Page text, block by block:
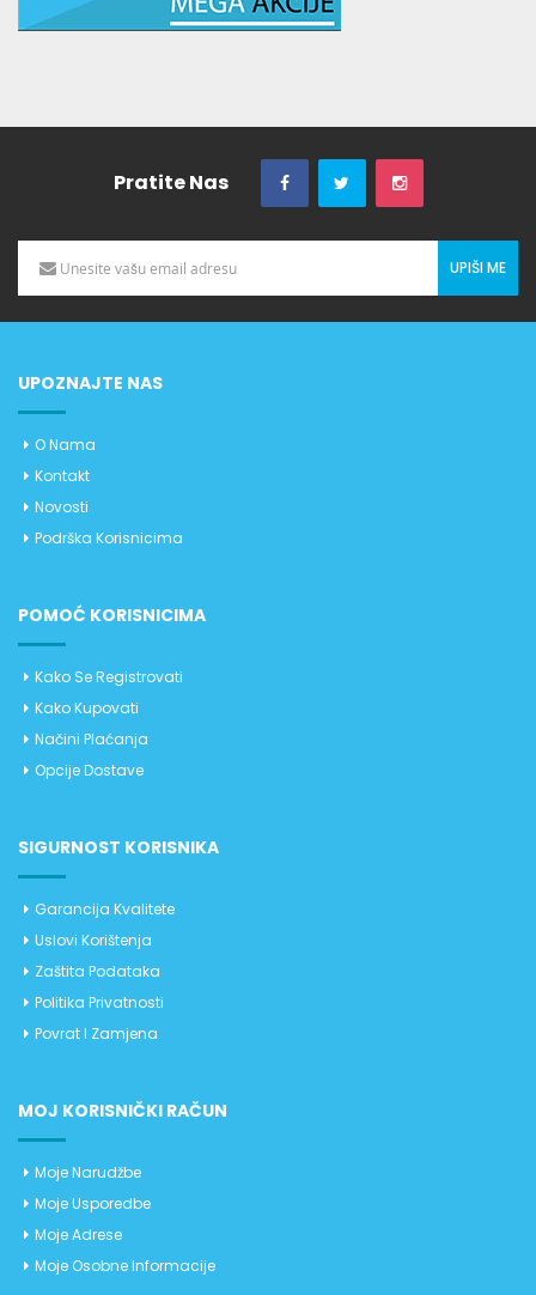
Pratite Nas
UPIŠI ME
UPOZNAJTE NAS
O Nama
Kontakt
Novosti
Podrška Korisnicima
POMOĆ KORISNICIMA
Kako Se Registrovati
Kako Kupovati
Načini Plaćanja
Opcije Dostave
SIGURNOST KORISNIKA
Garancija Kvalitete
Uslovi Korištenja
Zaštita Podataka
Politika Privatnosti
Povrat I Zamjena
MOJ KORISNIČKI RAČUN
Moje Narudžbe
Moje Usporedbe
Moje Adrese
Moje Osobne Informacije